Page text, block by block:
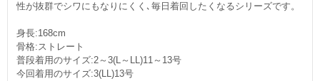
性が抜群でシワにもなりにくく､毎日着回したくなるシリーズです。
身長:168cm
骨格:ストレート
普段着用のサイズ:2～3(L～LL)11～13号
今回着用のサイズ:3(LL)13号